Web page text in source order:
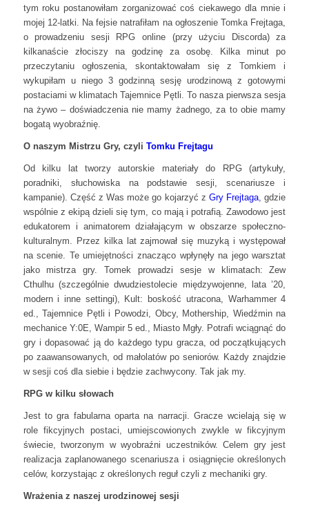
tym roku postanowiłam zorganizować coś ciekawego dla mnie i
mojej 12-latki. Na fejsie natrafiłam na ogłoszenie Tomka Frejtaga,
o prowadzeniu sesji RPG online (przy użyciu Discorda) za
kilkanaście złociszy na godzinę za osobę. Kilka minut po
przeczytaniu ogłoszenia, skontaktowałam się z Tomkiem i
wykupiłam u niego 3 godzinną sesję urodzinową z gotowymi
postaciami w klimatach Tajemnice Pętli. To nasza pierwsza sesja
na żywo – doświadczenia nie mamy żadnego, za to obie mamy
bogatą wyobraźnię.
O naszym Mistrzu Gry, czyli Tomku Frejtagu
Od kilku lat tworzy autorskie materiały do RPG (artykuły,
poradniki, słuchowiska na podstawie sesji, scenariusze i
kampanie). Część z Was może go kojarzyć zGry Frejtaga, gdzie
wspólnie z ekipą dzieli się tym, co mają i potrafią. Zawodowo jest
edukatorem i animatorem działającym w obszarze społeczno-
kulturalnym. Przez kilka lat zajmował się muzyką i występował
na scenie. Te umiejętności znacząco wpłynęły na jego warsztat
jako mistrza gry. Tomek prowadzi sesje w klimatach: Zew
Cthulhu (szczególnie dwudziestolecie międzywojenne, lata ’20,
modern i inne settingi), Kult: boskość utracona, Warhammer 4
ed., Tajemnice Pętli i Powodzi, Obcy, Mothership, Wiedźmin na
mechanice Y:0E, Wampir 5 ed., Miasto Mgły. Potrafi wciągnąć do
gry i dopasować ją do każdego typu gracza, od początkujących
po zaawansowanych, od małolatów po seniorów. Każdy znajdzie
w sesji coś dla siebie i będzie zachwycony. Tak jak my.
RPG w kilku słowach
Jest to gra fabularna oparta na narracji. Gracze wcielają się w
role fikcyjnych postaci, umiejscowionych zwykle w fikcyjnym
świecie, tworzonym w wyobraźni uczestników. Celem gry jest
realizacja zaplanowanego scenariusza i osiągnięcie określonych
celów, korzystając z określonych reguł czyli z mechaniki gry.
Wrażenia z naszej urodzinowej sesji